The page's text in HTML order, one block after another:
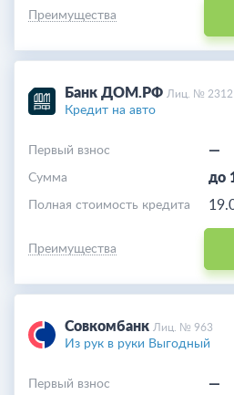
Преимущества
Банк ДОМ.РФ Лиц. № 2312
Кредит на авто
—
Первый взнос
до
Cумма
Полная стоимость кредита
Преимущества
Совкомбанк Лиц. № 963
Из рук в руки Выгодный
—
Первый взнос